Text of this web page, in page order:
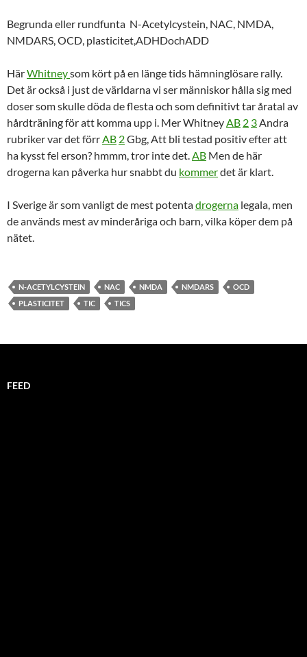
Begrunda eller rundfunta N-Acetylcystein, NAC, NMDA,
NMDARS, OCD, plasticitet,ADHDochADD
HärWhitneysom kört på en länge tids hämninglösare rally.
Det är också i just de världarna vi ser människor hålla sig med
doser som skulle döda de flesta och som definitivt tar åratal av
hårdträning för att komma upp i. Mer WhitneyAB 2 3Andra
rubriker var det förrAB 2Gbg, Att bli testad positiv efter att
ha kysst fel erson? hmmm, tror inte det.AB Men de här
drogerna kan påverka hur snabbt du kommerdet är klart.
I Sverige är som vanligt de mest potentadrogerna legala, men
de används mest av minderåriga och barn, vilka köper dem på
nätet.
N-ACETYLCYSTEIN NAC NMDA NMDARS
OCD
PLASTICITET
TIC TICS
FEED